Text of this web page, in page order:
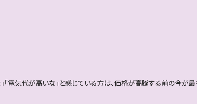
電気代が高いな」と感じている方は、価格が高騰する前の今が最